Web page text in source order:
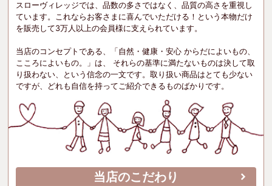
スローヴィレッジでは、品数の多さではなく、品質の高さを重視し
ています。これならお客さまに喜んでいただける！という本物だけ
を販売して3万人以上の会員様に支えられています。
当店のコンセプトである、「自然・健康・安心 からだによいもの、
こころによいもの。」は、 それらの基準に満たないものは決して取
り扱わない、という信念の一文です。取り扱い商品はとても少ない
ですが、どれも自信を持ってご紹介できるものばかりです。
当店のこだわり